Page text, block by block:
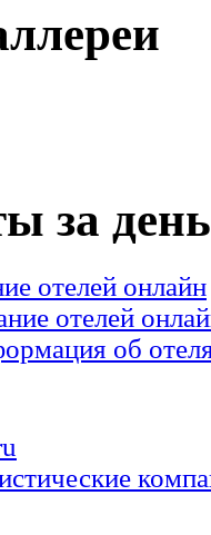
за день
отелей онлайн
об